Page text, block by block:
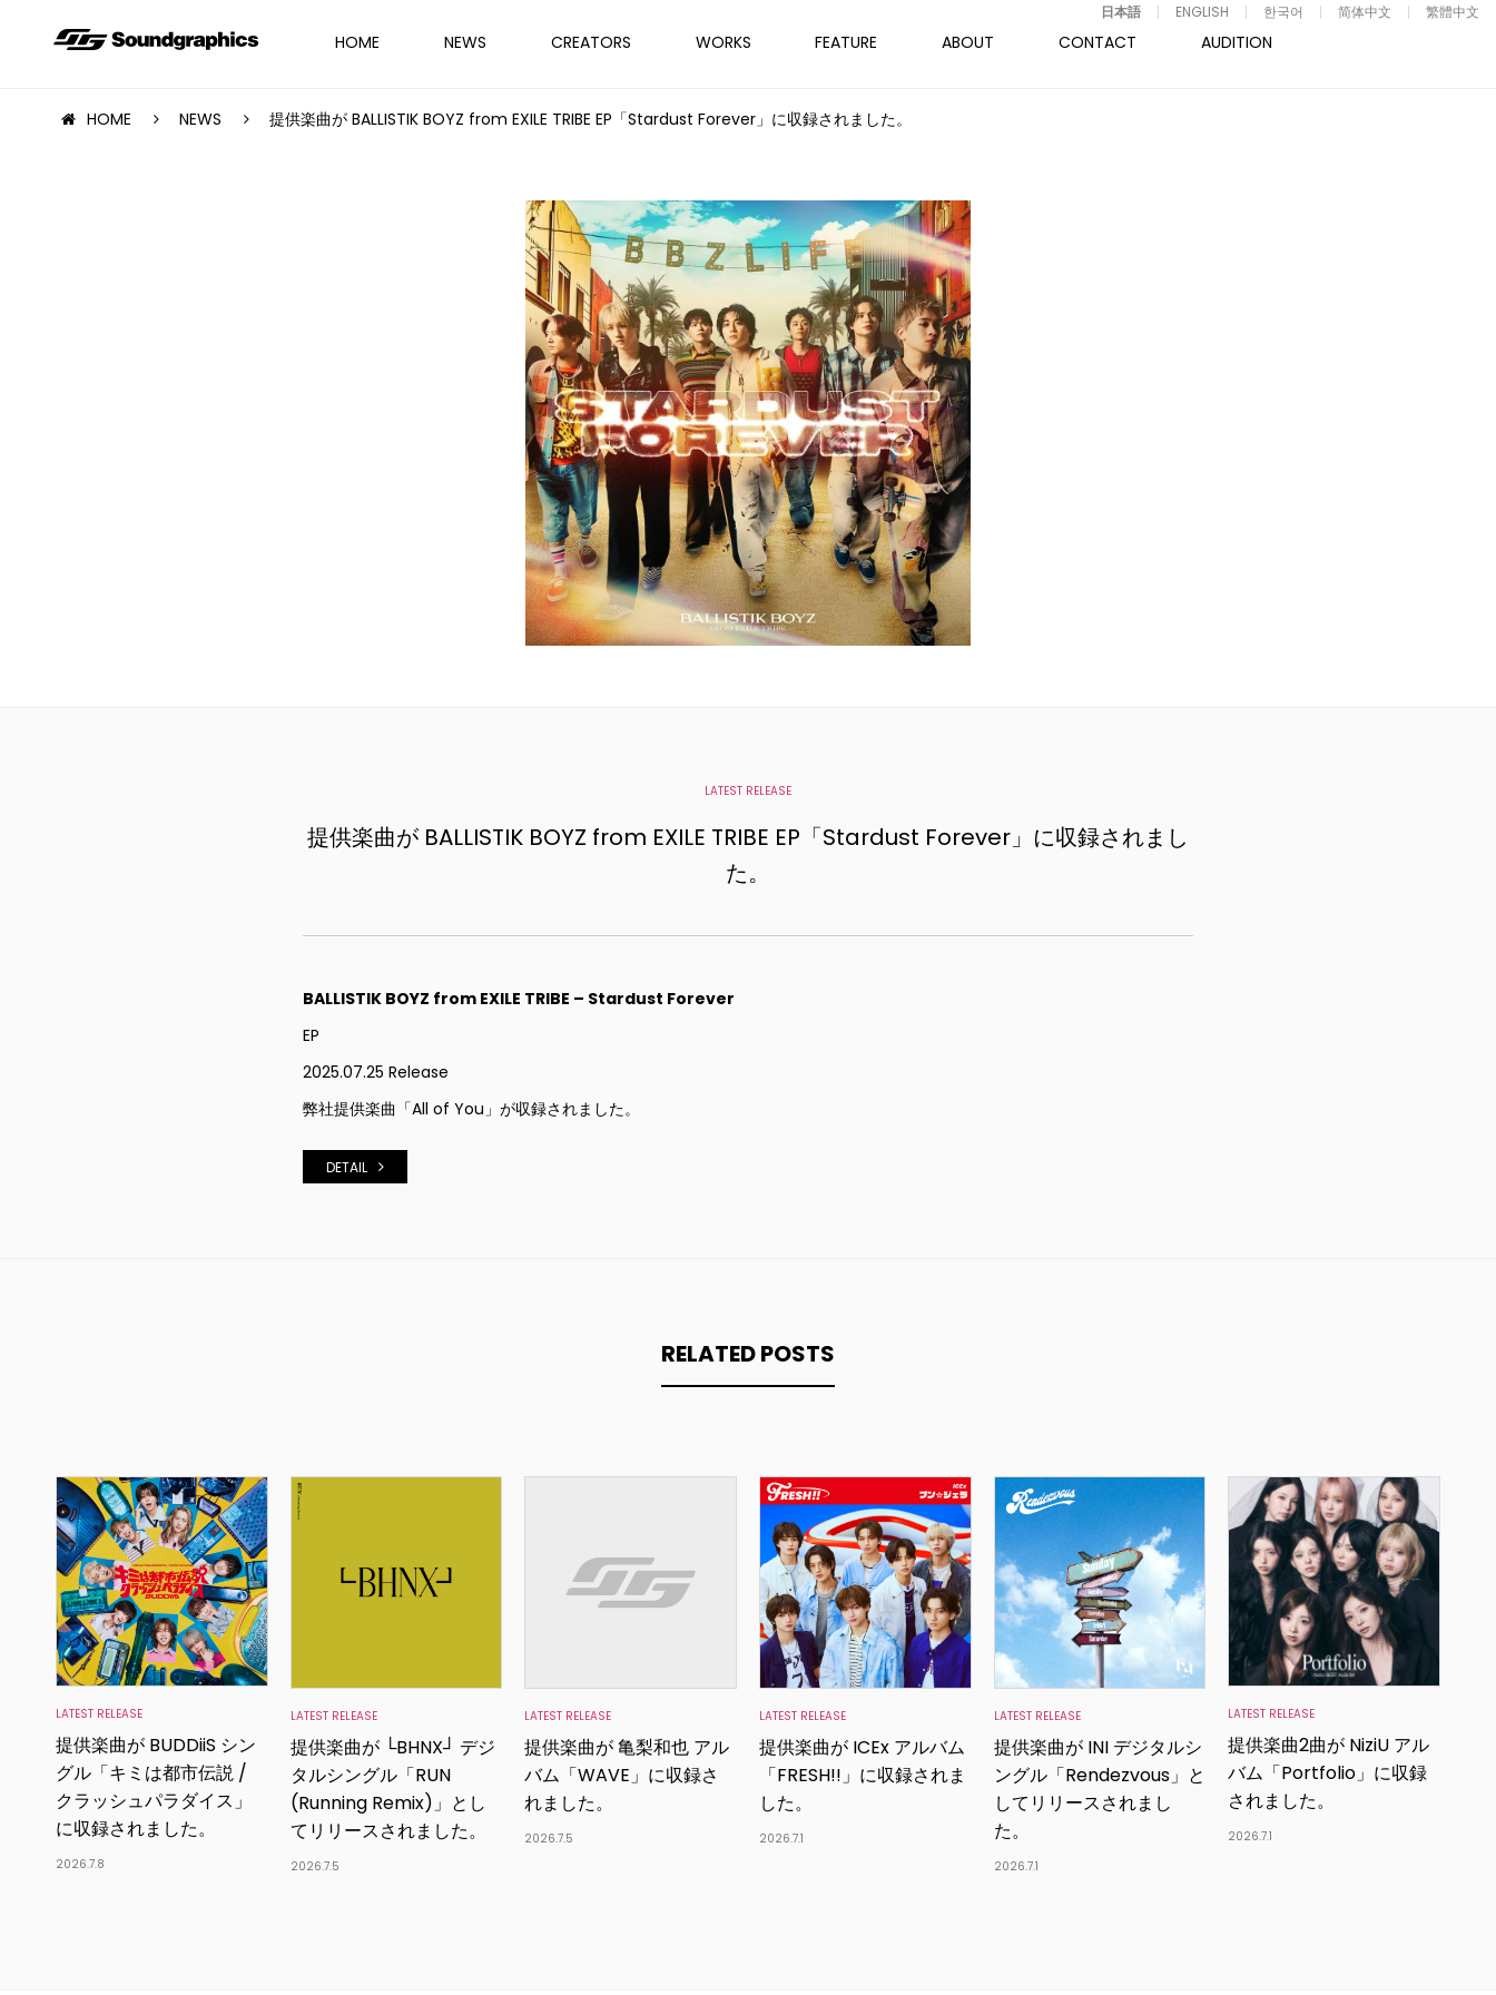
HOME NEWS CREATORS WORKS FEATURE ABOUT CONTACT AUDITION
ENGLISH
日本語 한국어 简体中文 繁體中文
HOME NEWS 提供楽曲が BALLISTIK BOYZ from EXILE TRIBE EP「Stardust Forever」に収録されました。
LATEST RELEASE
提供楽曲が BALLISTIK BOYZ from EXILE TRIBE EP「Stardust Forever」に収録されまし
た。
BALLISTIK BOYZ from EXILE TRIBE – Stardust Forever
EP
2025.07.25 Release
弊社提供楽曲「All of You」が収録されました。
DETAIL
RELATED POSTS
LATEST RELEASE
提供楽曲が BUDDiiS シン
グル「キミは都市伝説 /
クラッシュパラダイス」
に収録されました。
2026.7.8
LATEST RELEASE
提供楽曲が └BHNX┘ デジ
タルシングル「RUN
(Running Remix)」とし
てリリースされました。
2026.7.5
LATEST RELEASE
提供楽曲が 亀梨和也 アル
バム「WAVE」に収録さ
れました。
2026.7.5
LATEST RELEASE
提供楽曲が ICEx アルバム
「FRESH!!」に収録されま
した。
2026.7.1
LATEST RELEASE
提供楽曲が INI デジタルシ
ングル「Rendezvous」と
してリリースされまし
た。
2026.7.1
LATEST RELEASE
提供楽曲2曲が NiziU アル
バム「Portfolio」に収録
されました。
2026.7.1